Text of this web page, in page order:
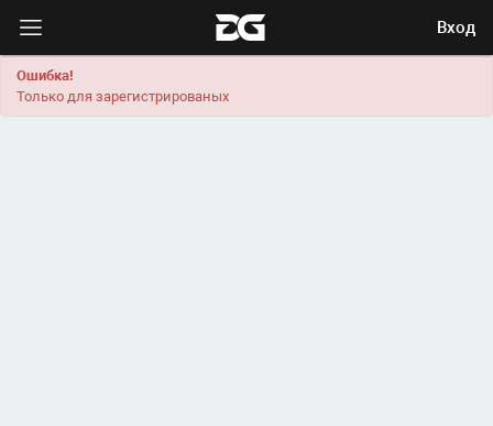
Вход
Ошибка!
Только для зарегистрированых